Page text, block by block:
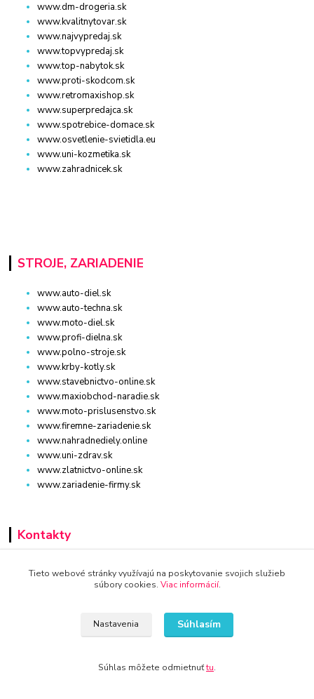
www.dm-drogeria.sk
www.kvalitnytovar.sk
www.najvypredaj.sk
www.topvypredaj.sk
www.top-nabytok.sk
www.proti-skodcom.sk
www.retromaxishop.sk
www.superpredajca.sk
www.spotrebice-domace.sk
www.osvetlenie-svietidla.eu
www.uni-kozmetika.sk
www.zahradnicek.sk
STROJE, ZARIADENIE
www.auto-diel.sk
www.auto-techna.sk
www.moto-diel.sk
www.profi-dielna.sk
www.polno-stroje.sk
www.krby-kotly.sk
www.stavebnictvo-online.sk
www.maxiobchod-naradie.sk
www.moto-prislusenstvo.sk
www.firemne-zariadenie.sk
www.nahradnediely.online
www.uni-zdrav.sk
www.zlatnictvo-online.sk
www.zariadenie-firmy.sk
Kontakty
+421 940 949 000
Tieto webové stránky využívajú na poskytovanie svojich služieb
súbory cookies. Viac informácií.
Nastavenia Súhlasím
Súhlas môžete odmietnuťtu.